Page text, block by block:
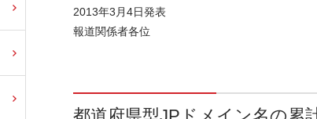
2013年3月4日発表
報道関係者各位